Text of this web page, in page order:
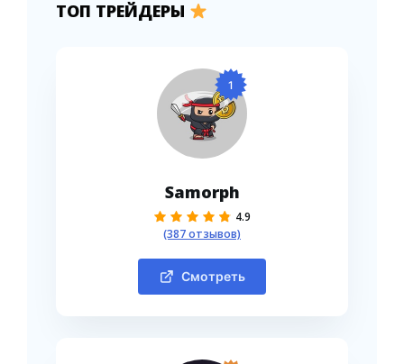
ТОП ТРЕЙДЕРЫ
1
Samorph
4.9
(387 отзывов)
Смотреть